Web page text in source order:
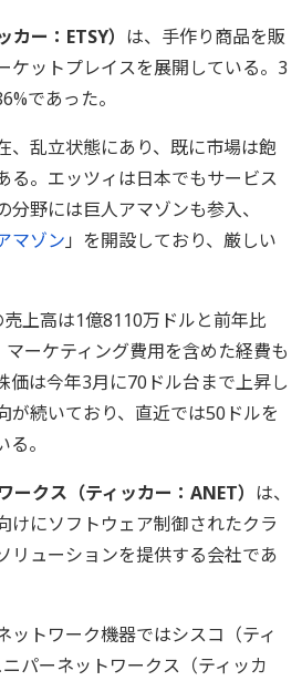
ー：ETSY） は、手作り商品を販
ケットプレイスを展開している。3
であった。
、乱立状態にあり、既に市場は飽
る。エッツィは日本でもサービス
野には巨人アマゾンも参入、
マゾン 」を開設しており、厳しい
上高は1億8110万ドルと前年比
ーケティング費用を含めた経費も
価は今年3月に70ドル台まで上昇し
が続いており、直近では50ドルを
。
ークス（ティッカー：ANET） は、
けにソフトウェア制御されたクラ
リューションを提供する会社であ
ットワーク機器ではシスコ（ティ
パーネットワークス（ティッカ